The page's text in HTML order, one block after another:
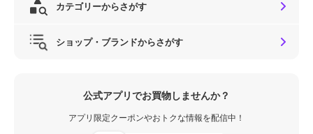
カテゴリーからさがす
ショップ・ブランドからさがす
公式アプリでお買物しませんか？
アプリ限定クーポンやおトクな情報を配信中！